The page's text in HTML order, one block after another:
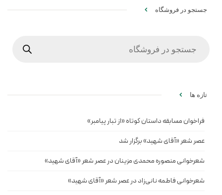
جستجو در فروشگاه
تازه ها
فراخوان مسابقه داستان کوتاه «از تبار پیامبر»
عصر شعر «آقای شهید» برگزار شد
شعرخوانی منصوره محمدی مزینان در عصر شعر «آقای شهید»
شعرخوانی فاطمه نانی‌زاد در عصر شعر «آقای شهید»